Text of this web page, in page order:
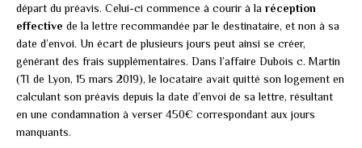
départ du préavis. Celui-ci commence à courir à la réception
effective de la lettre recommandée par le destinataire, et non à sa
date d’envoi. Un écart de plusieurs jours peut ainsi se créer,
générant des frais supplémentaires. Dans l’affaire Dubois c. Martin
(TI de Lyon, 15 mars 2019), le locataire avait quitté son logement en
calculant son préavis depuis la date d’envoi de sa lettre, résultant
en une condamnation à verser 450€ correspondant aux jours
manquants.